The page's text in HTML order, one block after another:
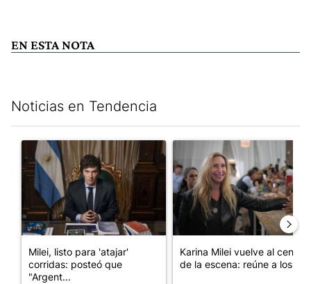
EN ESTA NOTA
Noticias en Tendencia
Un artículo de tendencia con el título "Milei, listo para 'atajar'
Milei, listo para 'atajar'
corridas: posteó que
"Argent...
Un artículo de tendencia
Karina Milei vuelve al centro
de la escena: reúne a los...